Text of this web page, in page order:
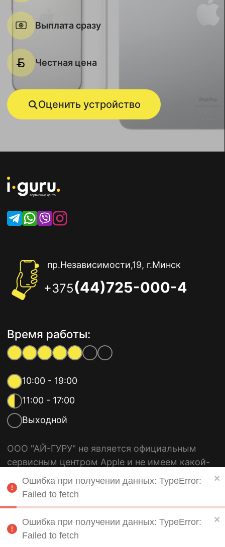
Выплата сразу
Честная цена
Оценить устройство
пр.Независимости,19, г.Минск
+375(44)725-000-4
Время работы:
10:00 - 19:00
11:00 - 17:00
Выходной
ООО "АЙ-ГУРУ" не является официальным
сервисным центром Apple и не имеем какой-
либо связи с компанией Apple Inc. Все
используемые торговые марки, такие как
Apple Inc. Мы предоставляем независимые
услуги по ремонту и обслуживанию
Ошибка при получении данных: TypeError:
Failed to fetch
Ошибка при получении данных: TypeError:
Failed to fetch